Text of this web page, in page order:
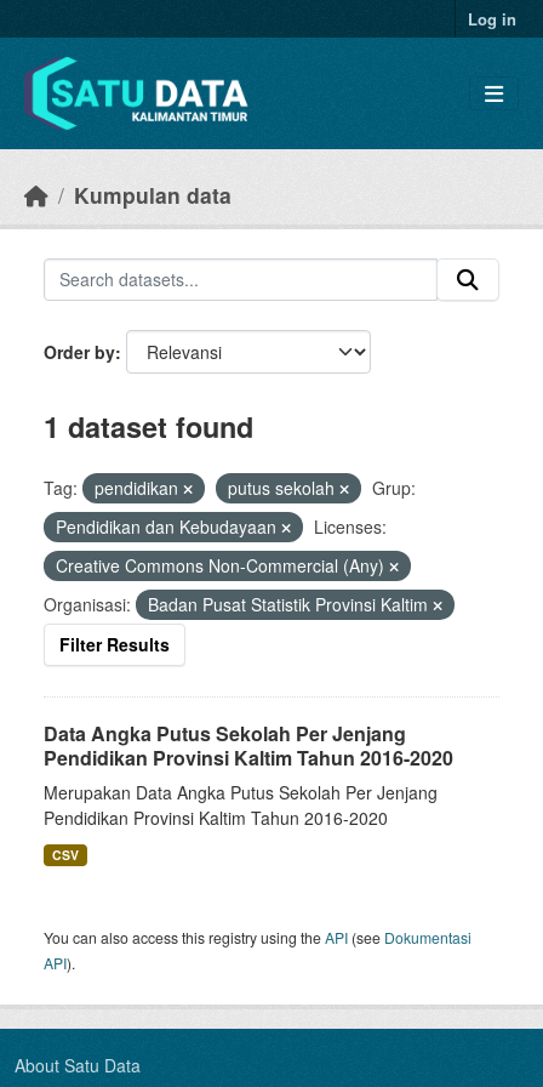
Log in
Kumpulan data
Order by
1 dataset found
Tag: pendidikan putus sekolah
Grup:
Pendidikan dan Kebudayaan
Licenses:
Creative Commons Non-Commercial (Any)
Organisasi:
Badan Pusat Statistik Provinsi Kaltim
Filter Results
Data Angka Putus Sekolah Per Jenjang
Pendidikan Provinsi Kaltim Tahun 2016-2020
Merupakan Data Angka Putus Sekolah Per Jenjang
Pendidikan Provinsi Kaltim Tahun 2016-2020
CSV
You can also access this registry using theAPI (see Dokumentasi
API).
About Satu Data